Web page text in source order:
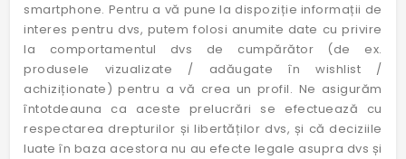
smartphone. Pentru a vă pune la dispoziție informații de
interes pentru dvs, putem folosi anumite date cu privire
la comportamentul dvs de cumpărător (de ex.
produsele vizualizate / adăugate în wishlist /
achiziționate) pentru a vă crea un profil. Ne asigurăm
întotdeauna ca aceste prelucrări se efectuează cu
respectarea drepturilor și libertăților dvs, și că deciziile
luate în baza acestora nu au efecte legale asupra dvs și